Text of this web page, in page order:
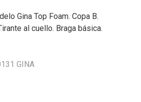
Gina Top Foam. Copa B.
al cuello. Braga básica.
GINA